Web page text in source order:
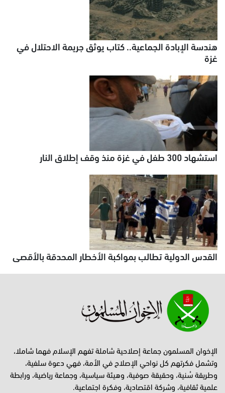
هندسة الإبادة الجماعية.. كتاب يوثق جريمة الاحتلال في
غزة
استشهاد 300 طفل في غزة منذ وقف إطلاق النار
القدس الدولية تطالب بمواكبة الأخطار المحدقة بالأقصى
الإخوان المسلمون جماعة إصلاحية شاملة تفهم الإسلام فهما شاملا،
وتشمل فكرتهم كل نواحي الإصلاح في الأمة، فهي دعوة سلفية،
وطريقة سُنية، وحقيقة صوفية، وهيئة سياسية، وجماعة رياضية، ورابطة
علمية ثقافية، وشركة اقتصادية، وفكرة اجتماعية.